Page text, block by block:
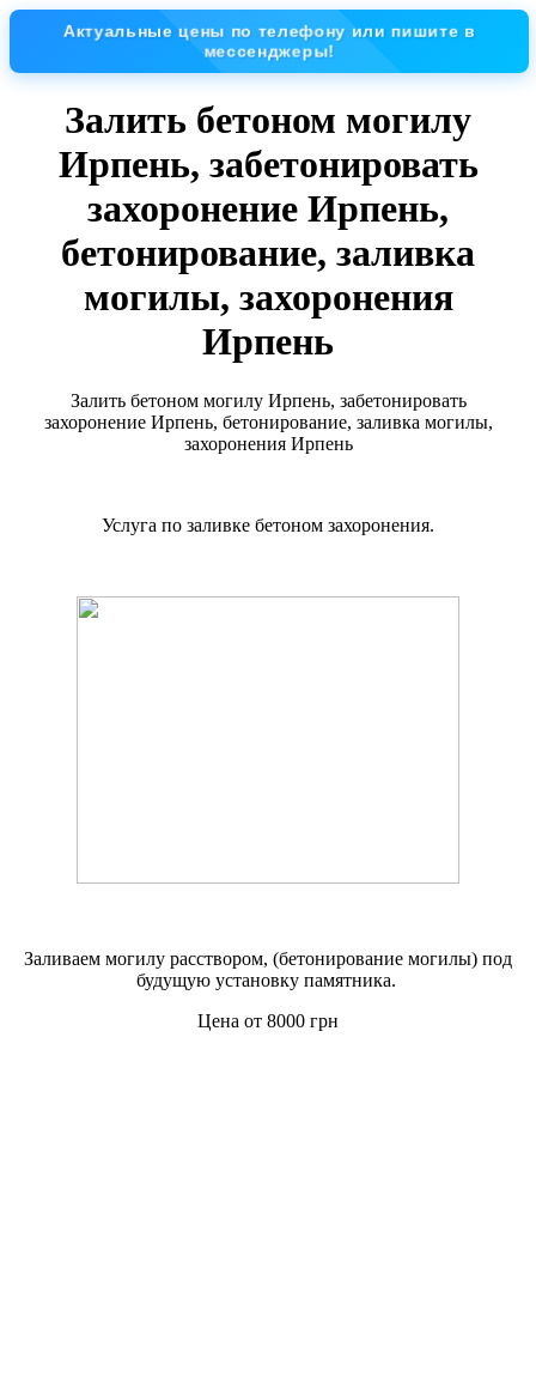
Актуальные цены по телефону или пишите в
мессенджеры!
Залить бетоном могилу
Ирпень, забетонировать
захоронение Ирпень,
бетонирование, заливка
могилы, захоронения
Ирпень
Залить бетоном могилу Ирпень, забетонировать
захоронение Ирпень, бетонирование, заливка могилы,
захоронения Ирпень
Услуга по заливке бетоном захоронения.
Заливаем могилу расствором, (бетонирование могилы) под
будущую установку памятника.
Цена от 8000 грн